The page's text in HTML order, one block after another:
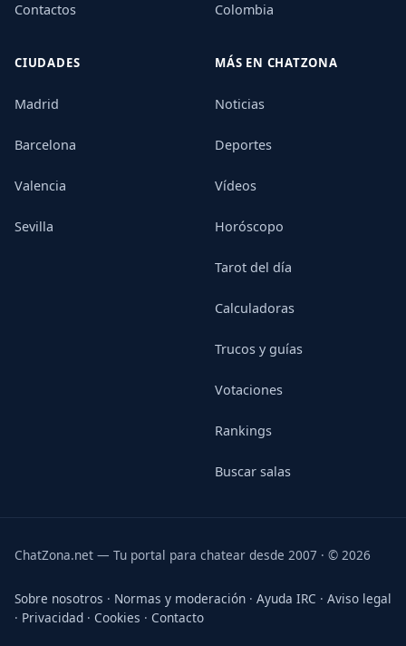
Contactos Colombia
CIUDADES
Madrid
Barcelona
Valencia
Sevilla
MÁS EN CHATZONA
Noticias
Deportes
Vídeos
Horóscopo
Tarot del día
Calculadoras
Trucos y guías
Votaciones
Rankings
Buscar salas
ChatZona.net — Tu portal para chatear desde 2007 · © 2026
Sobre nosotros · Normas y moderación · Ayuda IRC · Aviso legal
· Privacidad · Cookies · Contacto